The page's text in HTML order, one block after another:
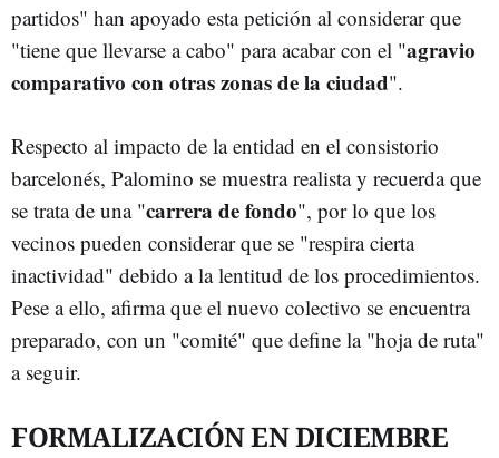
partidos" han apoyado esta petición al considerar que
"tiene que llevarse a cabo" para acabar con el "agravio
comparativo con otras zonas de la ciudad".
Respecto al impacto de la entidad en el consistorio
barcelonés, Palomino se muestra realista y recuerda que
se trata de una "carrera de fondo", por lo que los
vecinos pueden considerar que se "respira cierta
inactividad" debido a la lentitud de los procedimientos.
Pese a ello, afirma que el nuevo colectivo se encuentra
preparado, con un "comité" que define la "hoja de ruta"
a seguir.
FORMALIZACIÓN EN DICIEMBRE